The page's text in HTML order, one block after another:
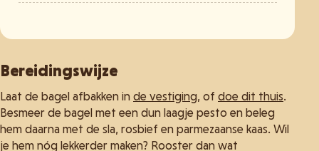
Bereidingswijze
Laat de bagel afbakken in de vestiging, of doe dit thuis.
Besmeer de bagel met een dun laagje pesto en beleg
hem daarna met de sla, rosbief en parmezaanse kaas. Wil
je hem nóg lekkerder maken? Rooster dan wat